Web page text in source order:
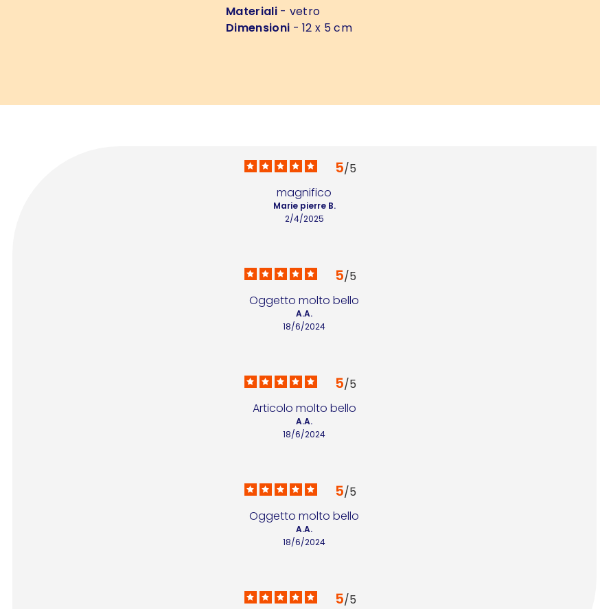
Materiali- vetro
Dimensioni - 12 x 5 cm
5/5
magnifico
2/4/2025
Marie pierre B.
5/5
Oggetto molto bello
18/6/2024
A.A.
5/5
Articolo molto bello
18/6/2024
A.A.
5/5
Oggetto molto bello
18/6/2024
A.A.
5/5